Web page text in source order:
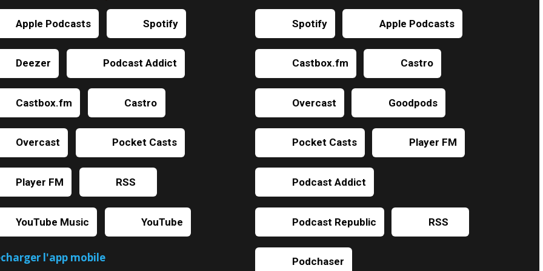
Apple Podcasts Spotify
Deezer Podcast Addict
Castbox.fm Castro
Overcast Pocket Casts
Player FM RSS
YouTube Music YouTube
l'app mobile
Spotify Apple Podcasts
Castbox.fm Castro
Overcast Goodpods
Pocket Casts Player FM
Podcast Addict
Podcast Republic RSS
Podchaser